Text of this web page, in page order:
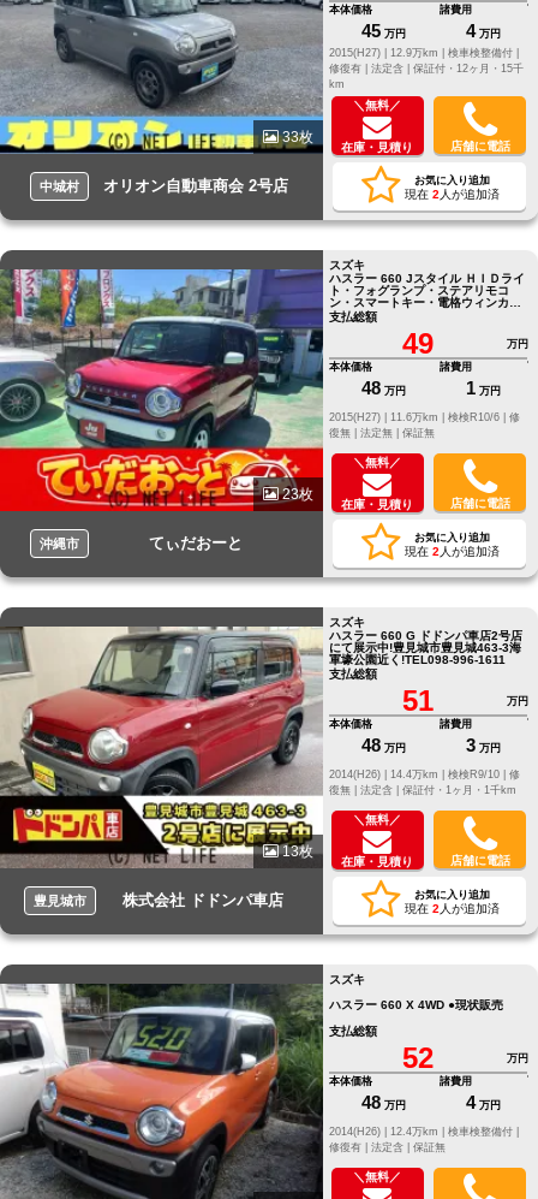
33枚
中城村 オリオン自動車商会 2号店
本体価格
45 万円
諸費用
4 万円
2015(H27) |
12.9万km |
検車検整備付 |
修復有 | 法定含 | 保証付・12ヶ月・15千
km
＼無料／
在庫・見積り 店舗に電話
お気に入り追加
現在 2 人が追加済
23枚
沖縄市 てぃだおーと
スズキ
ハスラー 660 Jスタイル ＨＩＤライ
ト・フォグランプ・ステアリモコ
ン・スマートキー・電格ウィンカー
ミラー・Sエネチャージ
支払総額
49
万円
本体価格
48 万円
諸費用
1 万円
修
復無 | 法定無 | 保証無
＼無料／
在庫・見積り 店舗に電話
お気に入り追加
現在 2 人が追加済
13枚
豊見城市 株式会社 ドドンパ車店
スズキ
ハスラー 660 G ドドンパ車店2号店
にて展示中!豊見城市豊見城463‐3海
軍壕公園近く!TEL098-996-1611
支払総額
51
万円
本体価格
48 万円
諸費用
3 万円
修
復無 | 法定含 | 保証付・1ヶ月・1千km
＼無料／
在庫・見積り 店舗に電話
お気に入り追加
現在 2 人が追加済
スズキ
ハスラー 660 X 4WD ●現状販売
支払総額
52
万円
本体価格
48 万円
諸費用
4 万円
修復有 | 法定含 | 保証無
＼無料／